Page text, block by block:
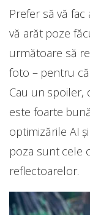
Prefer să vă
vă arăt poze
următoare să
foto – pentru
Cau un spoiler,
este foarte
optimizările AI
poza sunt cele
reflectoarelor.